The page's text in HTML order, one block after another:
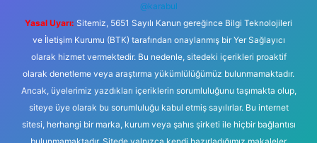
@karabul
Yasal Uyarı: Sitemiz, 5651 Sayılı Kanun gereğince Bilgi Teknolojileri
ve İletişim Kurumu (BTK) tarafından onaylanmış bir Yer Sağlayıcı
olarak hizmet vermektedir. Bu nedenle, sitedeki içerikleri proaktif
olarak denetleme veya araştırma yükümlülüğümüz bulunmamaktadır.
Ancak, üyelerimiz yazdıkları içeriklerin sorumluluğunu taşımakta olup,
siteye üye olarak bu sorumluluğu kabul etmiş sayılırlar. Bu internet
sitesi, herhangi bir marka, kurum veya şahıs şirketi ile hiçbir bağlantısı